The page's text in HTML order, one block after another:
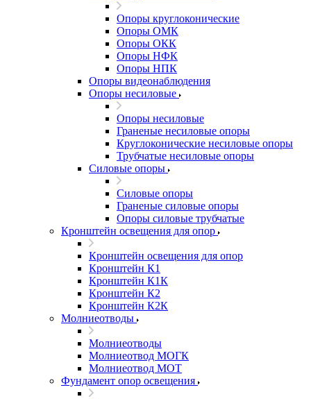
Опоры круглоконические
Опоры ОМК
Опоры ОКК
Опоры НФК
Опоры НПК
Опоры видеонаблюдения
Опоры несиловые
Опоры несиловые
Граненые несиловые опоры
Круглоконические несиловые опоры
Трубчатые несиловые опоры
Силовые опоры
Силовые опоры
Граненые силовые опоры
Опоры силовые трубчатые
Кронштейн освещения для опор
Кронштейн освещения для опор
Кронштейн К1
Кронштейн К1К
Кронштейн К2
Кронштейн К2К
Молниеотводы
Молниеотводы
Молниеотвод МОГК
Молниеотвод МОТ
Фундамент опор освещения